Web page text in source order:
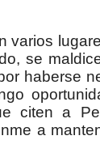
varios
se
haberse
citen a
a